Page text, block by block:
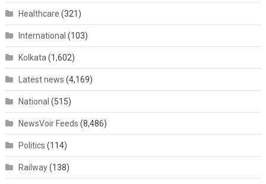
Healthcare (321)
International (103)
Kolkata (1,602)
Latest news (4,169)
National (515)
NewsVoir Feeds (8,486)
Politics (114)
Railway(138)